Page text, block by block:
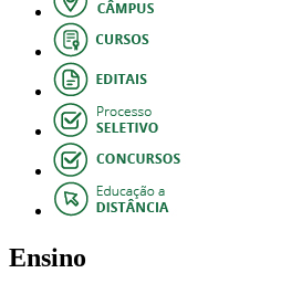
Ensino